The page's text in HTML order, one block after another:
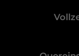
(+49) 163